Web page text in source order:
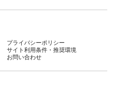
プライバシーポリシー
サイト利用条件・推奨環境
お問い合わせ